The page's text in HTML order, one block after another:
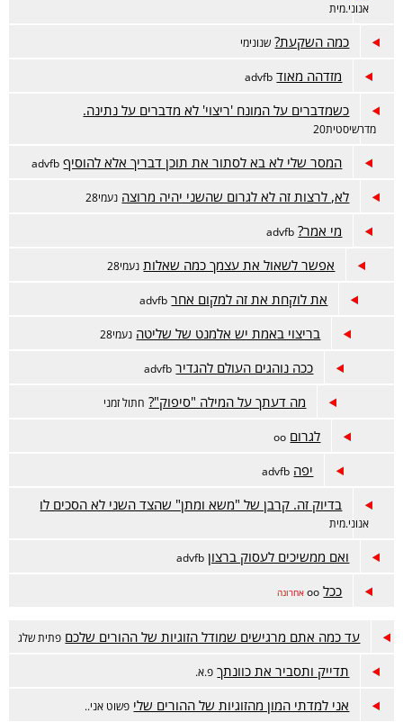
אנוני.מית
כמה השקעת? שנונימי
מזדהה מאוד advfb
כשמדברים על המונח 'ריצוי' לא מדברים על נתינה.
מדרשיסטית20
המסר שלי לא בא לסתור את תוכן דבריך אלא להוסיף advfb
לא, לרצות זה לא לגרום שהשני יהיה מרוצה נעמי28
מי אמר? advfb
אפשר לשאול את עצמך כמה שאלות נעמי28
את לוקחת את זה למקום אחר advfb
בריצוי באמת יש אלמנט של שליטה נעמי28
ככה נוהגים העולם להגדיר advfb
מה דעתך על המילה "סיפוק"? חתול זמני
לגרום oo
יפה advfb
בדיוק זה. קרבן של "משא ומתן" שהצד השני לא הסכים לו
אנוני.מית
ואם ממשיכים לעסוק ברצון advfb
ככל oo אחרונה
עד כמה אתם מרגישים שמודל הזוגיות של ההורים שלכם פתית שלג
תדייק ותסביר את כוונתך פ.א.
אני למדתי המון מהזוגיות של ההורים שלי פשוט אני..